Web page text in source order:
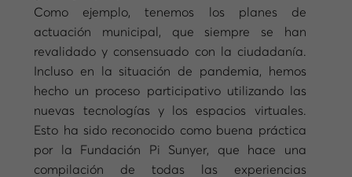
Como ejemplo, tenemos los planes de
actuación municipal, que siempre se han
revalidado y consensuado con la ciudadanía.
Incluso en la situación de pandemia, hemos
hecho un proceso participativo utilizando las
nuevas tecnologías y los espacios virtuales.
Esto ha sido reconocido como buena práctica
por la Fundación Pi Sunyer, que hace una
compilación de todas las experiencias